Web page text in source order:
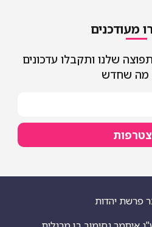
מעודכנים
שלנו ותקבלו עדכונים
מה שחדש
פרשת יהדות